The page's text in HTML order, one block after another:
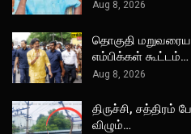
Aug 8, 2026
தொகுதி
எம்பிக்கள் கூட்டம்…
Aug 8, 2026
திருச்சி, சத்திரம்
விழும்…